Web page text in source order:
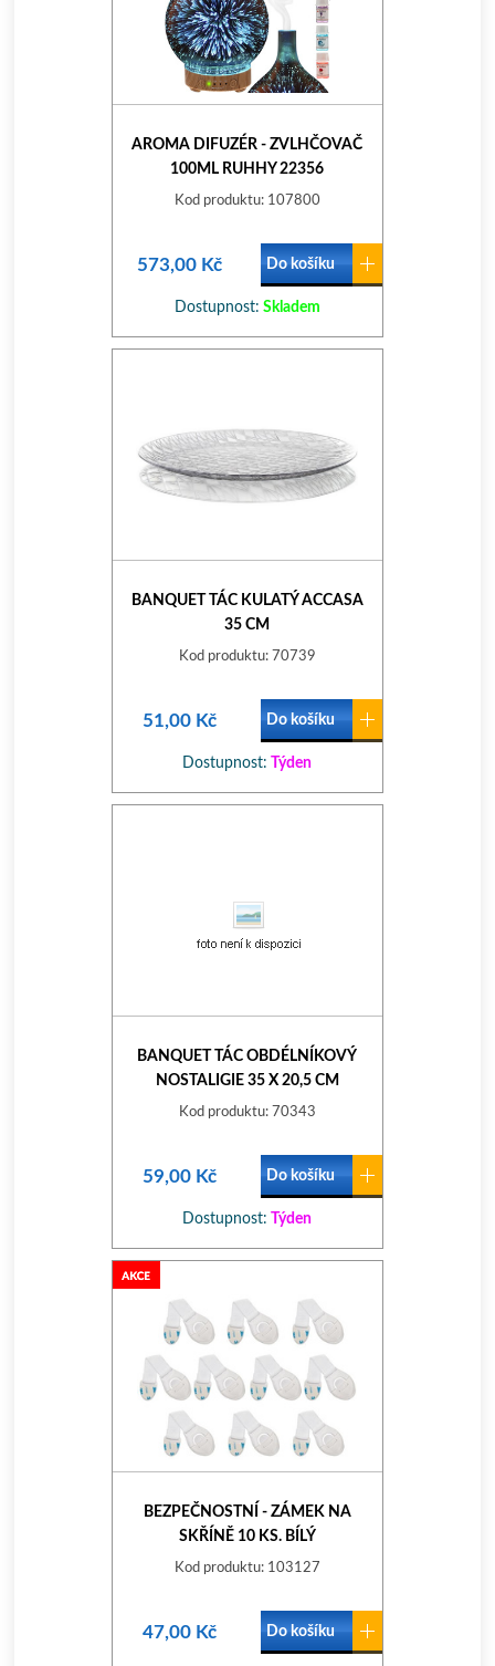
AROMA DIFUZÉR - ZVLHČOVAČ
100ML RUHHY 22356
Kod produktu: 107800
573,00 Kč Do košíku
Dostupnost: Skladem
BANQUET TÁC KULATÝ ACCASA
35 CM
Kod produktu: 70739
51,00 Kč Do košíku
Dostupnost: Týden
BANQUET TÁC OBDÉLNÍKOVÝ
NOSTALIGIE 35 X 20,5 CM
Kod produktu: 70343
59,00 Kč Do košíku
Dostupnost: Týden
BEZPEČNOSTNÍ - ZÁMEK NA
SKŘÍNĚ 10 KS. BÍLÝ
Kod produktu: 103127
47,00 Kč Do košíku